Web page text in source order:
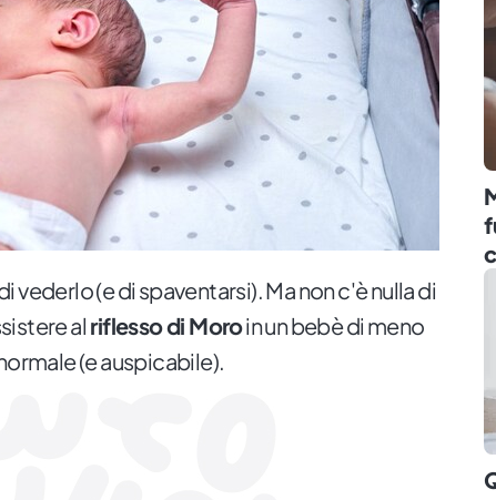
vederlo (e di spaventarsi). Ma non c'è nulla di
alriflesso di Moroin un bebè di meno
(e auspicabile).